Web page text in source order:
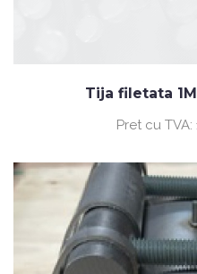
Tija filetata
Pret cu TVA: